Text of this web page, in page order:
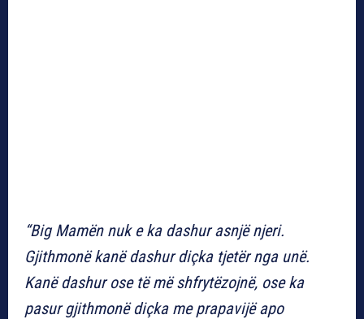
“Big Mamën nuk e ka dashur asnjë njeri.
Gjithmonë kanë dashur diçka tjetër nga unë.
Kanë dashur ose të më shfrytëzojnë, ose ka
pasur gjithmonë diçka me prapavijë apo